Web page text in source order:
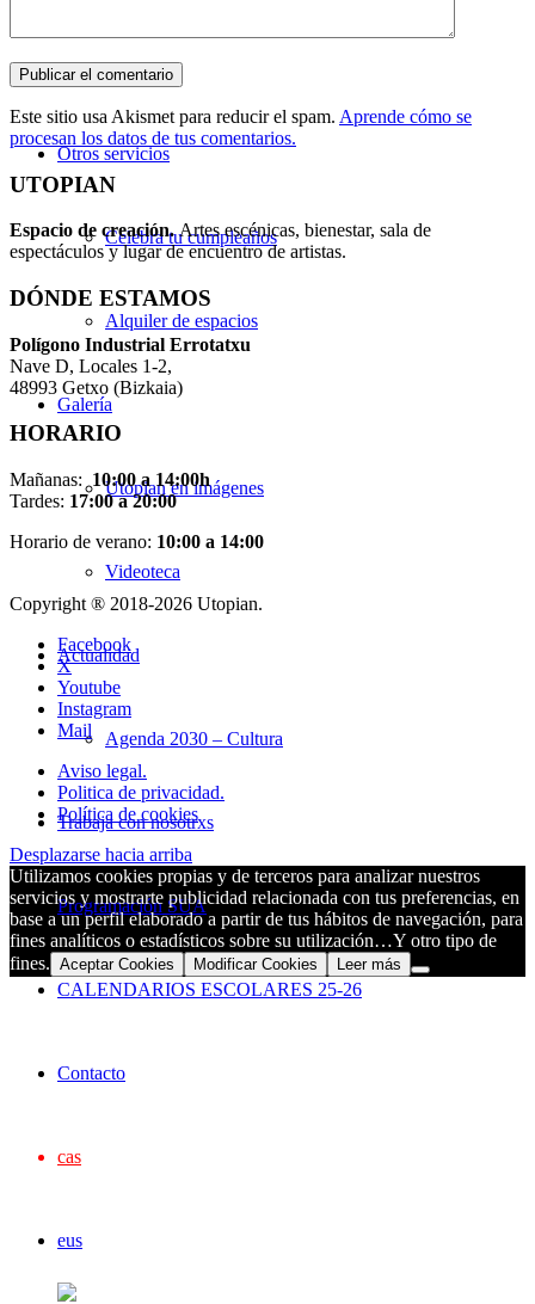
Música
Otros servicios
Celebra tu cumpleaños
Alquiler de espacios
Galería
Utopian en imágenes
Videoteca
Actualidad
Agenda 2030 – Cultura
Trabaja con nosotrxs
Programación SUA
CALENDARIOS ESCOLARES 25-26
Contacto
cas
eus
Este sitio usa Akismet para reducir el spam. Aprende cómo se
procesan los datos de tus comentarios.
UTOPIAN
Espacio de creación.Artes escénicas, bienestar, sala de
espectáculos y lugar de encuentro de artistas.
DÓNDE ESTAMOS
Polígono Industrial Errotatxu
Nave D, Locales 1-2,
48993 Getxo (Bizkaia)
HORARIO
Mañanas: 10:00 a 14:00h
Tardes: 17:00 a 20:00
Horario de verano: 10:00 a 14:00
Copyright ® 2018-2026 Utopian.
Facebook
X
Youtube
Instagram
Mail
Aviso legal.
Politica de privacidad.
Política de cookies
Desplazarse hacia arriba
Utilizamos cookies propias y de terceros para analizar nuestros
servicios y mostrarte publicidad relacionada con tus preferencias, en
base a un perfil elaborado a partir de tus hábitos de navegación, para
fines analíticos o estadísticos sobre su utilización…Y otro tipo de
fines. Aceptar Cookies Modificar Cookies Leer más